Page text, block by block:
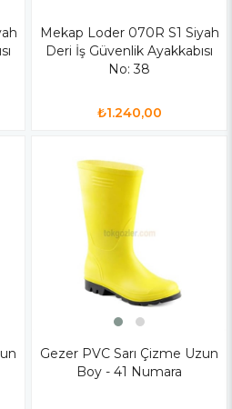
Mekap Loder 070R S1 Siyah
Deri İş Güvenlik Ayakkabısı
No: 38
₺1.240,00
Gezer PVC Sarı Çizme Uzun
Boy - 41 Numara